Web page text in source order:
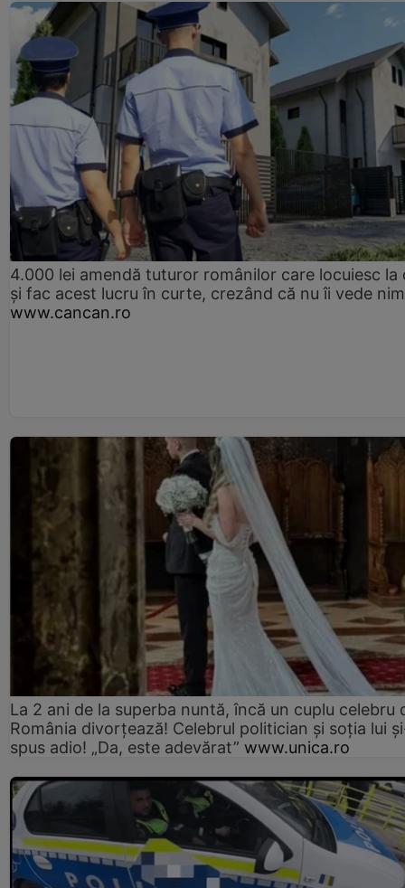
4.000 lei amendă tuturor românilor care locuiesc la
și fac acest lucru în curte, crezând că nu îi vede
www.cancan.ro
La 2 ani de la superba nuntă, încă un cuplu celebru
România divorțează! Celebrul politician și soția lui
spus adio! „Da, este adevărat” www.unica.ro